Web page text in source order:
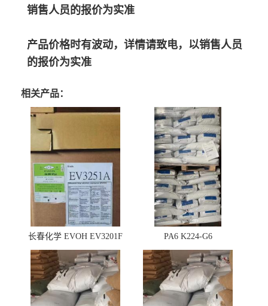
销售人员的报价为实准
产品价格时有波动，详情请致电，以销售人员
的报价为实准
相关产品：
长春化学 EVOH EV3201F PA6 K224-G6